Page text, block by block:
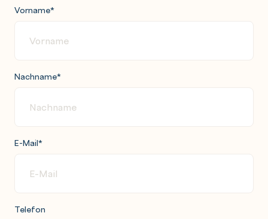
Vorname*
Nachname*
E-Mail*
Telefon